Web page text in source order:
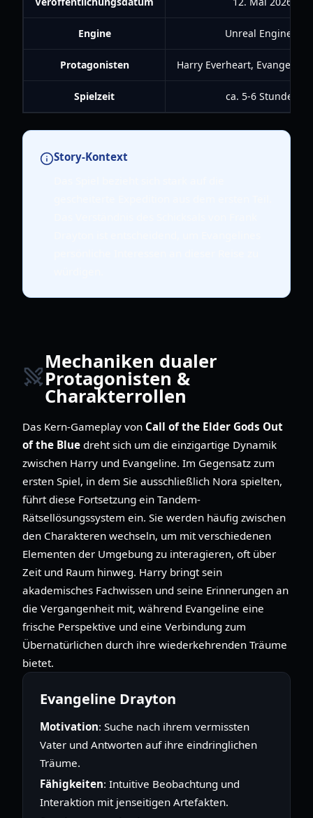
Engine Unreal Engine 5
Protagonisten Harry Everheart, Evangeline
Spielzeit ca. 5-6 Stunden
Story-Kontext
Mechaniken dualer
Protagonisten &
Charakterrollen
Das Kern-Gameplay von Call of the Elder Gods Out
of the Blue dreht sich um die einzigartige Dynamik
zwischen Harry und Evangeline. Im Gegensatz zum
ersten Spiel, in dem Sie ausschließlich Nora spielten,
führt diese Fortsetzung ein Tandem-
Rätsellösungssystem ein. Sie werden häufig zwischen
den Charakteren wechseln, um mit verschiedenen
Elementen der Umgebung zu interagieren, oft über
Zeit und Raum hinweg. Harry bringt sein
akademisches Fachwissen und seine Erinnerungen an
die Vergangenheit mit, während Evangeline eine
frische Perspektive und eine Verbindung zum
Übernatürlichen durch ihre wiederkehrenden Träume
bietet.
Evangeline Drayton
Motivation: Suche nach ihrem vermissten
Vater und Antworten auf ihre eindringlichen
Träume.
Fähigkeiten: Intuitive Beobachtung und
Interaktion mit jenseitigen Artefakten.